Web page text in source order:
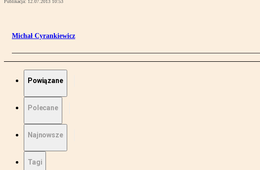
Publikacja: 12.07.2013 10:53
Michał Cyrankiewicz
Powiązane
Polecane
Najnowsze
Tagi